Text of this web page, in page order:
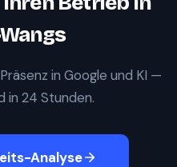
in Google und KI —
in 24 Stunden.
Analyse